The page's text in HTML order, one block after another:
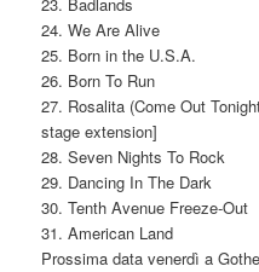
23. Badlands
24. We Are Alive
25. Born in the U.S.A.
26. Born To Run
27. Rosalita (Come Out
stage extension]
28. Seven Nights To Rock
29. Dancing In The Dark
30. Tenth Avenue Freeze-Out
31. American Land
Prossima data venerdì a